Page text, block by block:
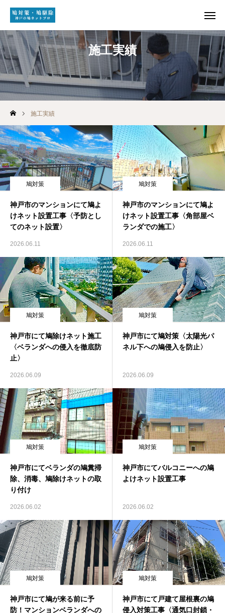
施工実績
施工実績
鳩対策
神戸市のマンションにて鳩よ
けネット設置工事〈予防とし
てのネット設置〉
2026.06.11
鳩対策
神戸市のマンションにて鳩よ
けネット設置工事〈角部屋ベ
ランダでの施工〉
2026.06.11
鳩対策
神戸市にて鳩除けネット施工
〈ベランダへの侵入を徹底防
止〉
2026.06.09
鳩対策
神戸市にて鳩対策〈太陽光パ
ネル下への鳩侵入を防止〉
2026.06.09
鳩対策
神戸市にてベランダの鳩糞掃
除、消毒、鳩除けネットの取
り付け
2026.06.02
鳩対策
神戸市にてバルコニーへの鳩
よけネット設置工事
2026.06.02
鳩対策
神戸市にて鳩が来る前に予
防！マンションベランダへの
鳩対策
神戸市にて戸建て屋根裏の鳩
侵入対策工事〈通気口封鎖・
HOME
メール受付 LINE受付
トップページ
鳩駆除・鳩対策
施工実績
お問い合わせ